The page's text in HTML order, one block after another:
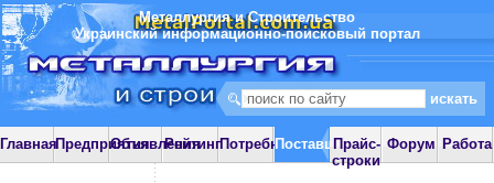
Металлургия и Строительство
Украинский информационно-поисковый портал
ГлавнаяПредприятияОбъявления
РейтингПотребностиПоставщики
Прайс-
строки
Форум Работа